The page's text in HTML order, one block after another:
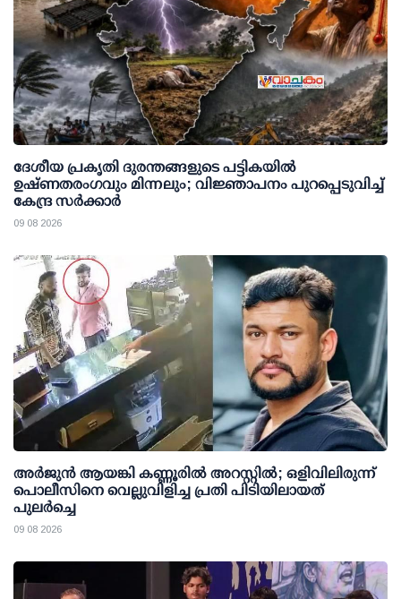
ദേശീയ പ്രകൃതി ദുരന്തങ്ങളുടെ പട്ടികയില്‍
ഉഷ്ണതരംഗവും മിന്നലും; വിജ്ഞാപനം പുറപ്പെടുവിച്ച്
കേന്ദ്ര സര്‍ക്കാര്‍
09 08 2026
അര്‍ജുന്‍ ആയങ്കി കണ്ണൂരില്‍ അറസ്റ്റില്‍; ഒളിവിലിരുന്ന്
പൊലീസിനെ വെല്ലുവിളിച്ച പ്രതി പിടിയിലായത്
പുലര്‍ച്ചെ
09 08 2026